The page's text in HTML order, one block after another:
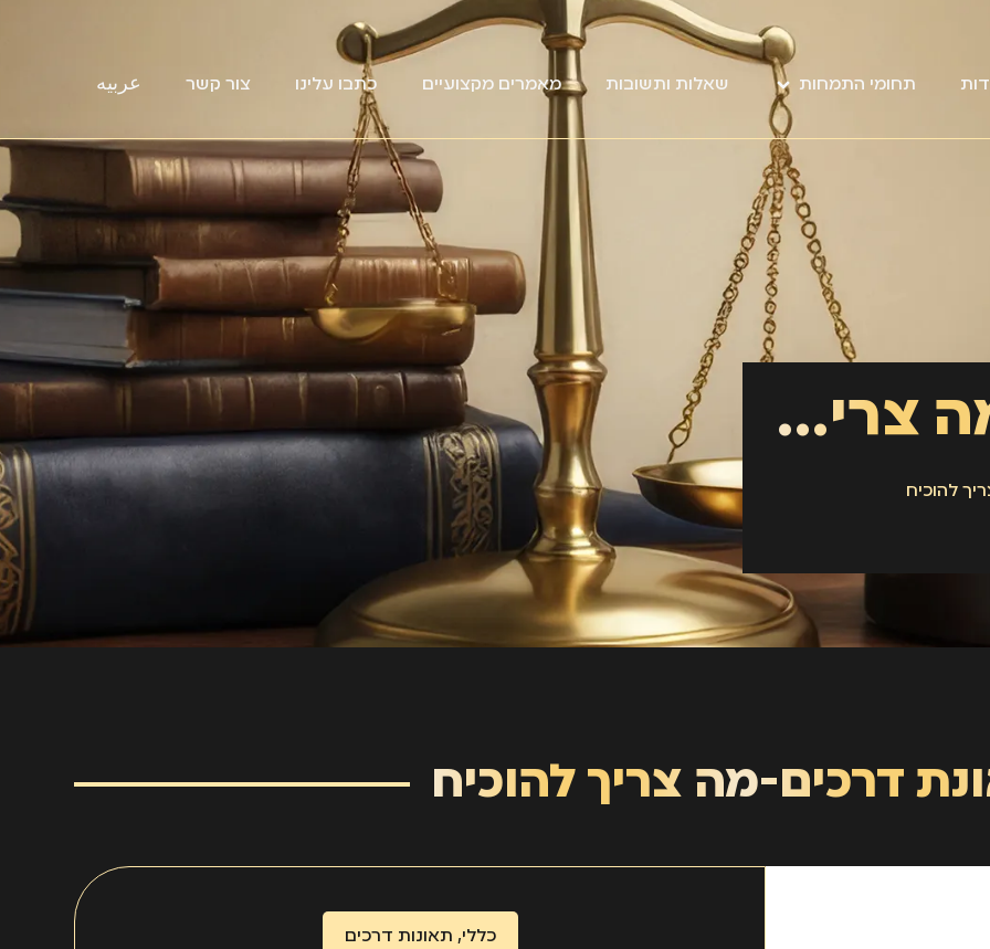
תחומי התמחות שאלות ותשובות מאמרים מקצועיים כתבו עלינו צור קשר عربيه
תאונת דרכים-מה צריך להוכיח
להוכיח
דרכים-מה צריך להוכיח
כללי, תאונות דרכים